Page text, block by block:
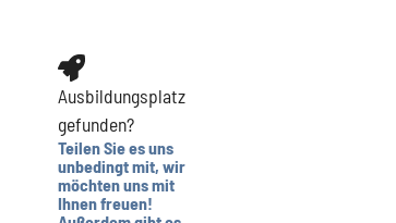
Ausbildungsplatz
gefunden?
Teilen Sie es uns
unbedingt mit, wir
möchten uns mit
Ihnen freuen!